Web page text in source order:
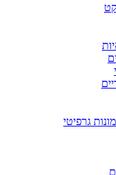
גרפיטי